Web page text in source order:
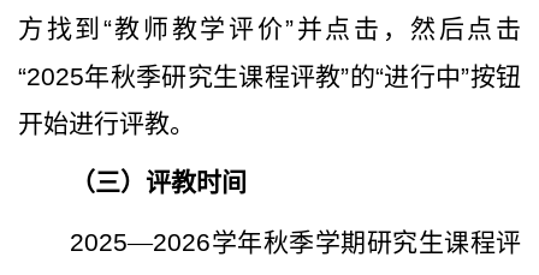
方找到 “教师教学评价”并点击，然后点击
“2025年秋季研究生课程评教”的“进行中”按钮
开始进行评教。
（三）评教时间
2025—2026学年秋季学期研究生课程评